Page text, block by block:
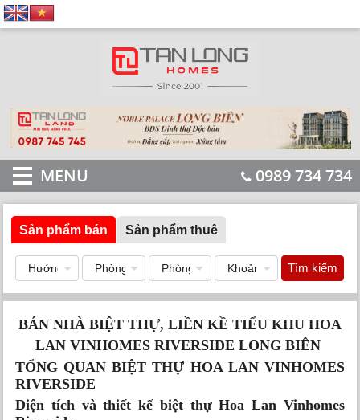
MENU 0989 734 734
Sản phẩm bán Sản phẩm thuê
Tìm kiếm
BÁN NHÀ BIỆT THỰ, LIỀN KỀ TIỂU KHU HOA
LAN VINHOMES RIVERSIDE LONG BIÊN
TỔNG QUAN BIỆT THỰ HOA LAN VINHOMES
RIVERSIDE
Diện tích và thiết kế biệt thự Hoa Lan Vinhomes